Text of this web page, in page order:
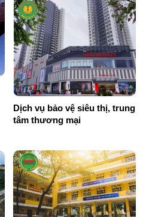
Dịch vụ bảo vệ siêu thị, trung
tâm thương mại